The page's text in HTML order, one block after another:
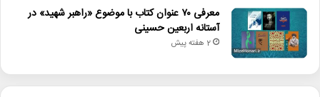
معرفی ۷۰ عنوان کتاب با موضوع «راهبر شهید» در
آستانه اربعین حسینی
2 هفته پیش